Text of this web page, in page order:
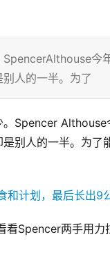
今
人的一半。为了
Spencer
别人的一半。为
Spencer两手用